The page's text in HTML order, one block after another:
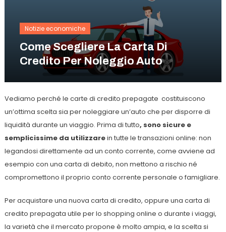
Notizie economiche
Come Scegliere La Carta Di
Credito Per Noleggio Auto
Vediamo perché le carte di credito prepagate costituiscono
un’ottima scelta sia per noleggiare un’auto che per disporre di
liquidità durante un viaggio. Prima di tutto, sono sicure e
semplicissime da utilizzarein tutte le transazioni online: non
legandosi direttamente ad un conto corrente, come avviene ad
esempio con una carta di debito, non mettono a rischio né
compromettono il proprio conto corrente personale o famigliare.
Per acquistare una nuova carta di credito, oppure una carta di
credito prepagata utile per lo shopping online o durante i viaggi,
la varietà che il mercato propone è molto ampia, e la scelta si